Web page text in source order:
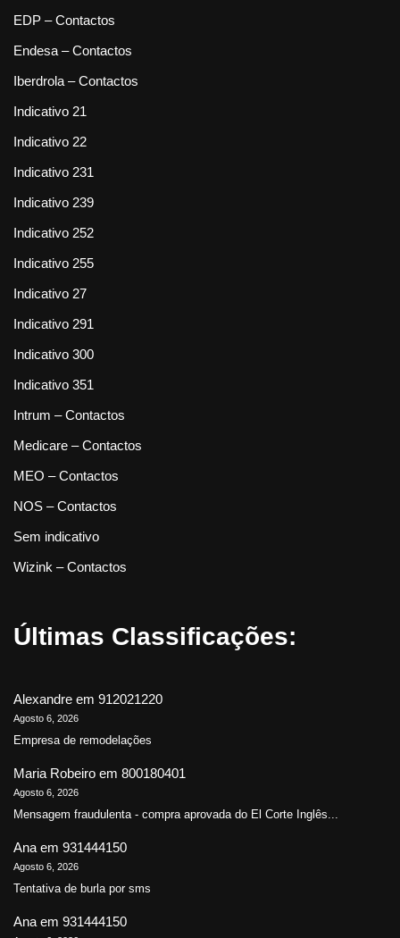
EDP – Contactos
Endesa – Contactos
Iberdrola – Contactos
Indicativo 21
Indicativo 22
Indicativo 231
Indicativo 239
Indicativo 252
Indicativo 255
Indicativo 27
Indicativo 291
Indicativo 300
Indicativo 351
Intrum – Contactos
Medicare – Contactos
MEO – Contactos
NOS – Contactos
Sem indicativo
Wizink – Contactos
Últimas Classificações:
Alexandre em 912021220
Agosto 6, 2026
Empresa de remodelações
Maria Robeiro em 800180401
Agosto 6, 2026
Mensagem fraudulenta - compra aprovada do El Corte Inglês...
Ana em 931444150
Agosto 6, 2026
Tentativa de burla por sms
Ana em 931444150